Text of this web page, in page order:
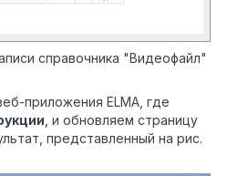
справочника "Видеофайл"
приложения ELMA, где
, и обновляем страницу
представленный на рис.